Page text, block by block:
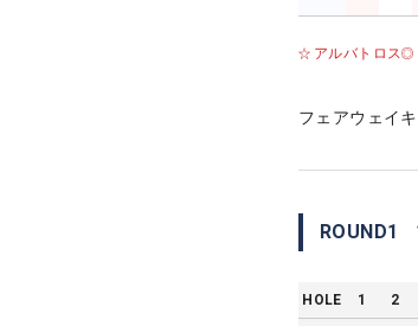
アルバトロス
フェアウェイ
ROUND1
HOLE 1 2